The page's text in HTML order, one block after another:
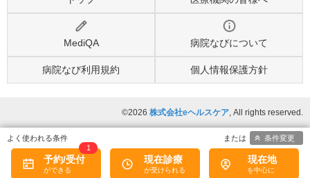
MediQA 病院なびについて
病院なび利用規約 個人情報保護方針
©2026 株式会社eヘルスケア, All rights reserved.
予約/受付
1
現在診療 現在地
条件変更